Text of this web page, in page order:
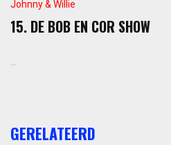
Johnny & Willie
15. DE BOB EN COR SHOW
...
GERELATEERD